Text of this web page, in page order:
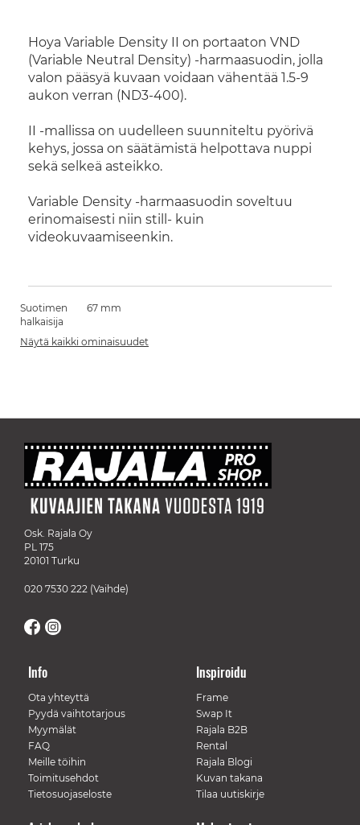
Hoya Variable Density II on portaaton VND
(Variable Neutral Density) -harmaasuodin, jolla
valon pääsyä kuvaan voidaan vähentää 1.5-9
aukon verran (ND3-400).
II -mallissa on uudelleen suunniteltu pyörivä
kehys, jossa on säätämistä helpottava nuppi
sekä selkeä asteikko.
Variable Density -harmaasuodin soveltuu
erinomaisesti niin still- kuin
videokuvaamiseenkin.
Suotimen
halkaisija
67 mm
Näytä kaikki ominaisuudet
Osk. Rajala Oy
PL 175
20101 Turku
020 7530 222 (Vaihde)
Info
Ota yhteyttä
Pyydä vaihtotarjous
Myymälät
FAQ
Meille töihin
Toimitusehdot
Tietosuojaseloste
Inspiroidu
Frame
Swap It
Rajala B2B
Rental
Rajala Blogi
Kuvan takana
Tilaa uutiskirje